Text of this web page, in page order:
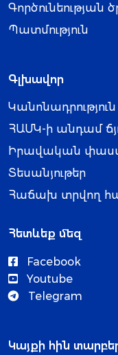
Գործունեության
Պատմություն
Գլխավոր
Կանոնադրություն
ՀԱՄԿ-ի անդամ
Իրավական
Տեսանյութեր
Հաճախ տրվող
Հետևեք մեզ
Facebook
Youtube
Telegram
Կայքի հին